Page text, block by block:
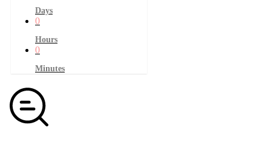
Days
0
Hours
0
Minutes